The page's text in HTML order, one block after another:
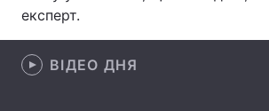
Лонгріди
експерт.
ВІДЕО ДНЯ